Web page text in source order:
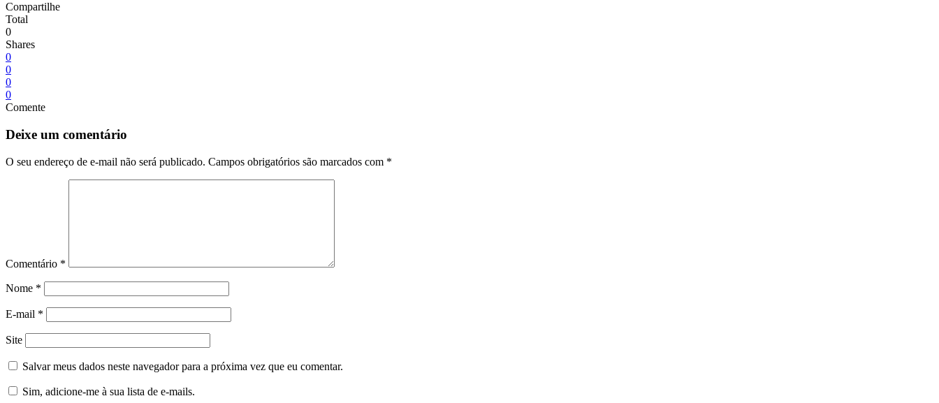
Compartilhe
Total
0
Shares
0
0
0
0
Comente
Deixe um comentário
O seu endereço de e-mail não será publicado. Campos obrigatórios são marcados com *
Comentário *
Nome *
E-mail *
Site
Salvar meus dados neste navegador para a próxima vez que eu comentar.
Sim, adicione-me à sua lista de e-mails.